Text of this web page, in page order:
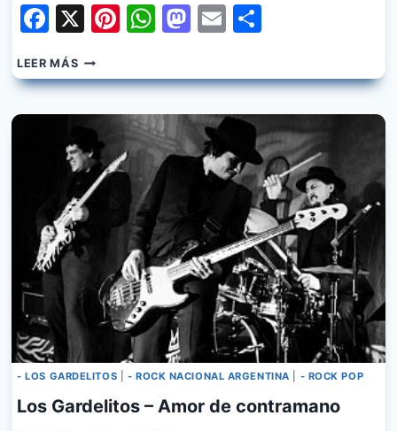
Facebook
X Pinterest
WhatsApp
Mastodon
Email
LEER MÁSLOS
GARDELITOS
–
PARA
AMAR
- LOS GARDELITOS - ROCK NACIONAL ARGENTINA - ROCK POP
Los Gardelitos – Amor de contramano